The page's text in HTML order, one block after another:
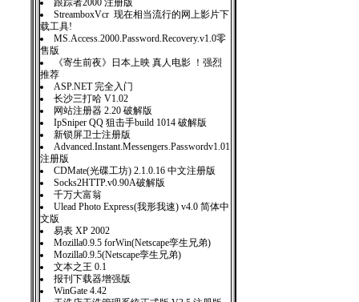
跟踪者2000 注册版
StreamboxVcr 现在相当流行的网上影片下
载工具!
MS.Access.2000.Password.Recovery.v1.0零
售版
《寄生前夜》日本上映 真人电影 ！强烈
推荐
ASP.NET 完全入门
长沙三打哈 V1.02
网站注册器 2.20 破解版
IpSniper QQ 狙击手build 1014 破解版
新锁屏卫士注册版
Advanced.Instant.Messengers.Passwordv1.01
注册版
CDMate(光碟工坊) 2.1.0.16 中文注册版
Socks2HTTP.v0.90A破解版
千万大富翁
Ulead Photo Express(我形我速) v4.0 简体中
文版
易表 XP 2002
Mozilla0.9.5 forWin(Netscape孪生兄弟)
Mozilla0.9.5(Netscape孪生兄弟)
文本之王 0.1
报刊下载器增强版
WinGate 4.42